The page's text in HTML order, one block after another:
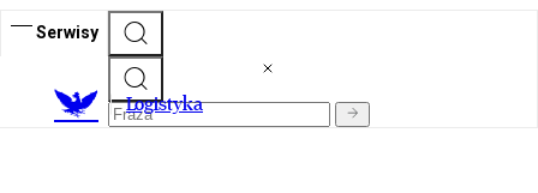
Serwisy
Logistyka